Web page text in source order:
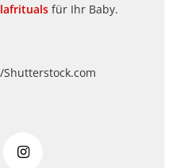
für Ihr Baby.